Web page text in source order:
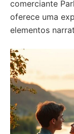
comerciante
oferece uma
elementos